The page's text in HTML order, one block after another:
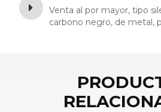
Venta al por mayor, tipo
carbono negro, de metal,